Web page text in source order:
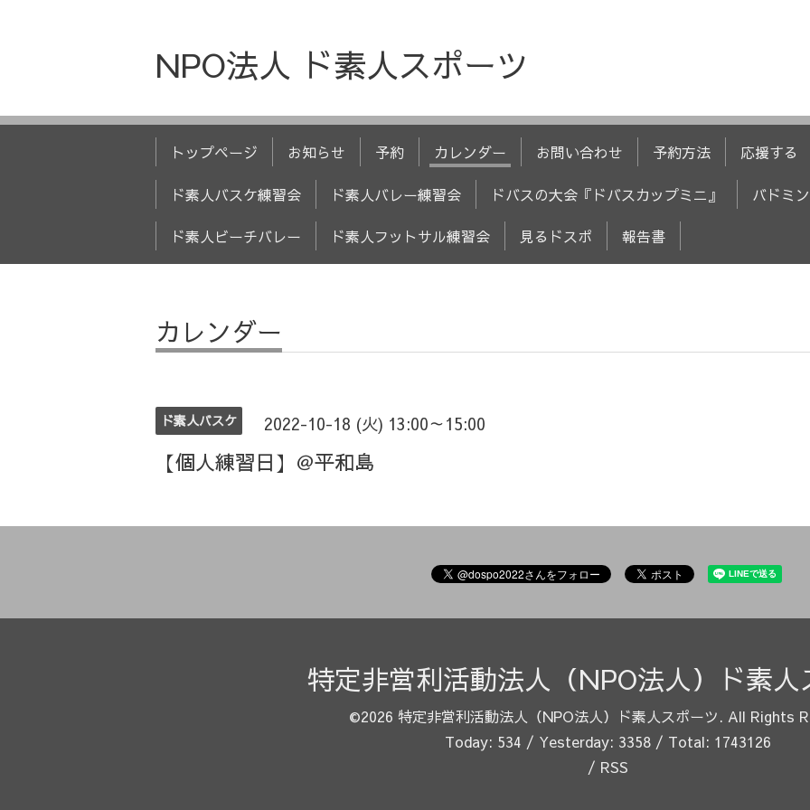
NPO法人 ド素人スポーツ
トップページ お知らせ 予約 カレンダー お問い合わせ 予約方法 応援する
ド素人バスケ練習会 ド素人バレー練習会 ドバスの大会『ドバスカップミニ』 バドミ
ド素人ビーチバレー ド素人フットサル練習会 見るドスポ 報告書
カレンダー
ド素人バスケ 2022-10-18 (火) 13:00～15:00
【個人練習日】＠平和島
特定非営利活動法人（NPO法人）ド素人
©2026 特定非営利活動法人（NPO法人）ド素人スポーツ. All Rights
Today: 534 / Yesterday: 3358/ Total: 1743126
/ RSS